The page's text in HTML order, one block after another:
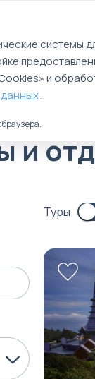
Россия
и
Туры
системы
и
.